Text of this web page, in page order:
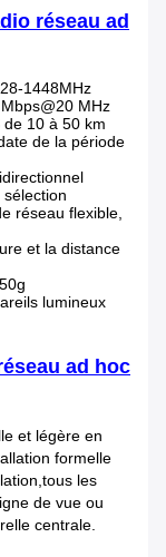
réseau ad
1448MHz
MHz
10 à 50 km
de la période
réseau flexible,
et la distance
lumineux
ad hoc
et légère en
formelle
les
de vue ou
centrale.